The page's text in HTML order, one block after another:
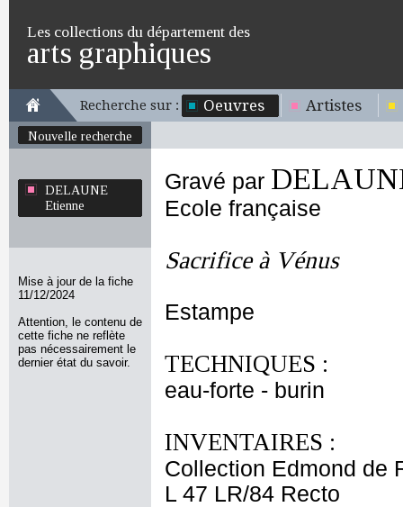
Les collections du département des
arts graphiques
Recherche sur : Oeuvres Artistes
Nouvelle recherche
DELAUNE
Etienne
Mise à jour de la fiche
11/12/2024
Attention, le contenu de
cette fiche ne reflète
pas nécessairement le
dernier état du savoir.
Gravé par
Ecole française
Sacrifice à Vénus
Estampe
TECHNIQUES :
eau-forte - burin
INVENTAIRES :
Collection Edmond de
L 47 LR/84 Recto